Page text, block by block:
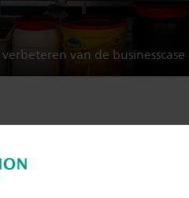
van de
helpen studenten en